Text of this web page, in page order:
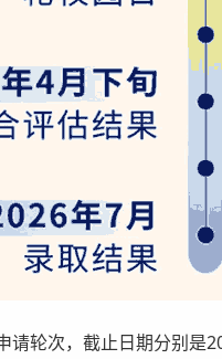
轮次，截止日期分别是